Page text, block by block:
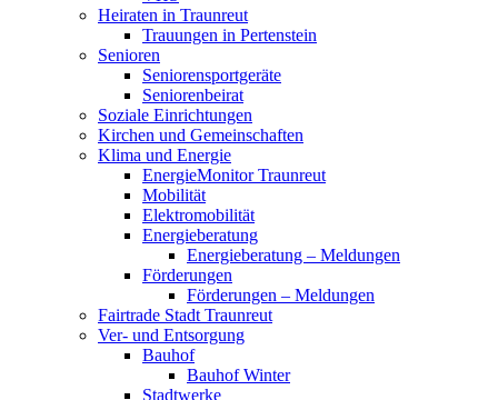
Heiraten in Traunreut
Trauungen in Pertenstein
Senioren
Seniorensportgeräte
Seniorenbeirat
Soziale Einrichtungen
Kirchen und Gemeinschaften
Klima und Energie
EnergieMonitor Traunreut
Mobilität
Elektromobilität
Energieberatung
Energieberatung – Meldungen
Förderungen
Förderungen – Meldungen
Fairtrade Stadt Traunreut
Ver- und Entsorgung
Bauhof
Bauhof Winter
Stadtwerke